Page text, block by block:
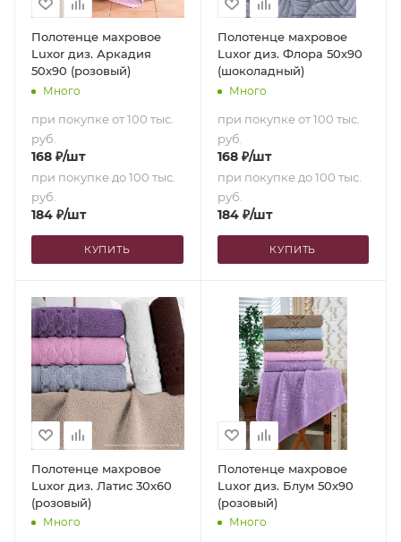
Полотенце махровое
Luxor диз. Аркадия
50х90 (розовый)
Много
при покупке от 100 тыс.
руб.
168 ₽/шт
при покупке до 100 тыс.
руб.
184 ₽/шт
КУПИТЬ
Полотенце махровое
Luxor диз. Флора 50х90
(шоколадный)
Много
при покупке от 100 тыс.
руб.
168₽/шт
при покупке до 100 тыс.
руб.
184₽/шт
КУПИТЬ
Полотенце махровое
Luxor диз. Латис 30х60
(розовый)
Много
Полотенце махровое
Luxor диз. Блум 50х90
(розовый)
Много